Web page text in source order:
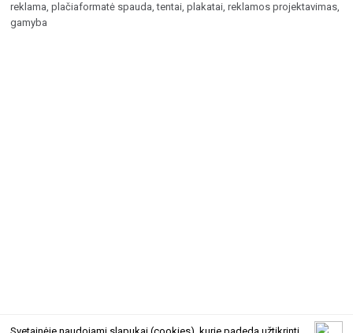
reklama, plačiaformatė spauda, tentai, plakatai, reklamos projektavimas,
gamyba